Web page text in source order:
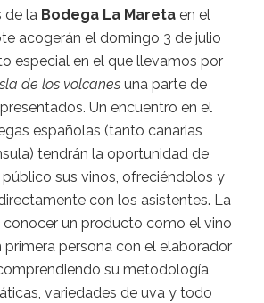
de la Bodega La Maretaen el
acogerán el domingo 3 de julio
especial en el que llevamos por
de los volcanesuna parte de
Un encuentro en el
españolas (tanto canarias
tendrán la oportunidad de
sus vinos, ofreciéndolos y
con los asistentes. La
conocer un producto como el vino
primera persona con el elaborador
su metodología,
variedades de uva y todo